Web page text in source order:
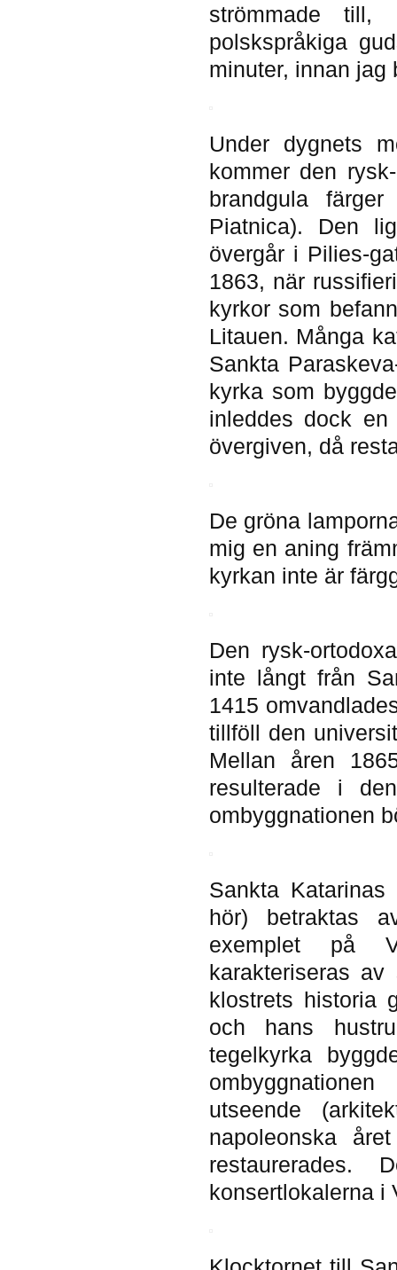
strömmade
polskspråkiga
minuter, innan jag
Under dygnets
kommer den
brandgula
Piatnica). Den
övergår i Pilies-
1863, när
kyrkor som
Litauen. Många
Sankta
kyrka som
inleddes dock
övergiven, då
De gröna
mig en aning
kyrkan inte är
Den rysk-
inte långt från
1415
tillföll den
Mellan åren
resulterade i
ombyggnationen
Sankta
hör) betraktas
exemplet på
karakteriseras
klostrets historia
och hans
tegelkyrka
utseende
napoleonska
konsertlokalerna i